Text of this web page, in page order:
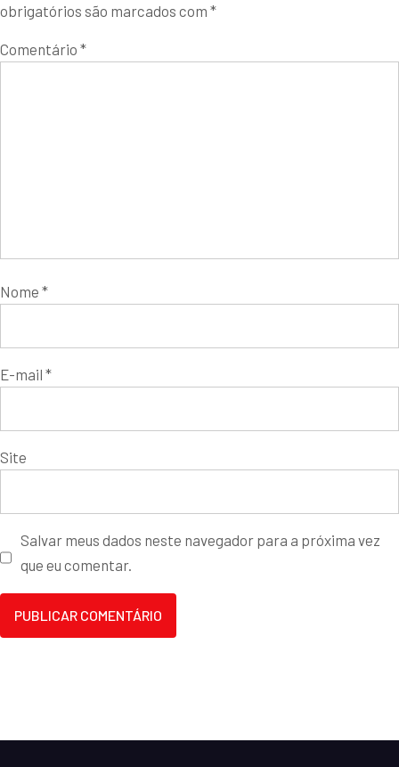
obrigatórios são marcados com *
Comentário *
Nome *
E-mail *
Site
Salvar meus dados neste navegador para a próxima vez
que eu comentar.